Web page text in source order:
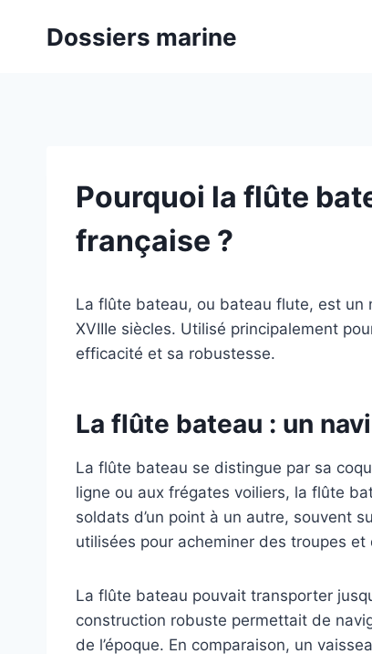
Dossiers marine
Pourquoi la flûte
française ?
La flûte bateau, ou bateau flute, est un
XVIIIe siècles. Utilisé principalement
efficacité et sa robustesse.
La flûte bateau : un
La flûte bateau se distingue par sa
ligne ou aux frégates voiliers, la flûte
soldats d’un point à un autre, souvent
utilisées pour acheminer des troupes
La flûte bateau pouvait transporter
construction robuste permettait de
de l’époque. En comparaison, un